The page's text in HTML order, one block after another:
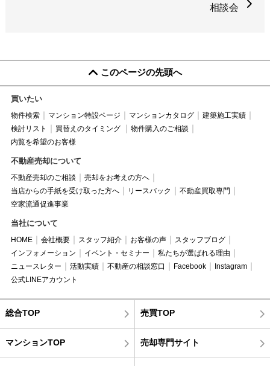
相談会
このページの先頭へ
買いたい
物件検索 マンション特設ページ マンションカタログ
建築施工実績
検討リスト
買替えのタイミング
物件購入のご相談
内覧を希望のお客様
不動産売却について
不動産売却のご相談
売却をお考えの方へ
当店からの手紙を受け取った方へ
リースバック
不動産買取専門
空家流通促進事業
当社について
HOME 会社概要 スタッフ紹介 お客様の声
スタッフブログ
インフォメーション
イベント・セミナー
私たちが選ばれる理由
ニュースレター
活動実績 不動産の相談窓口 Facebook
Instagram
公式LINEアカウント
総合TOP 売買TOP
マンションTOP 売却専門サイト